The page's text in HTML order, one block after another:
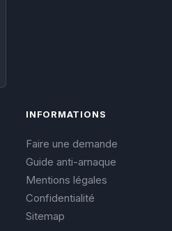
INFORMATIONS
Faire une demande
Guide anti-arnaque
Mentions légales
Confidentialité
Sitemap